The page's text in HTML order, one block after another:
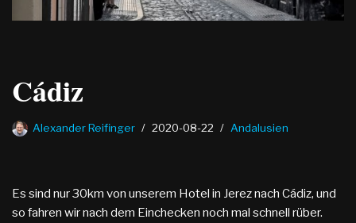
Cádiz
Alexander Reifinger 2020-08-22 Andalusien
Es sind nur 30km von unserem Hotel in Jerez nach Cádiz, und
so fahren wir nach dem Einchecken noch mal schnell rüber.